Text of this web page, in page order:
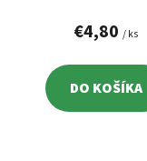
€4,80 / ks
DO KOŠÍKA